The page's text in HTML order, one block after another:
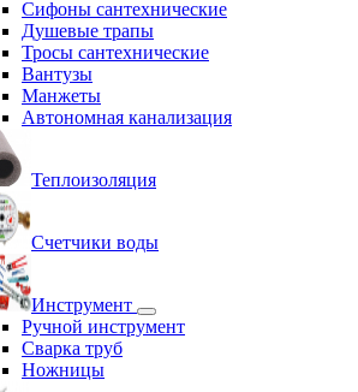
Сифоны сантехнические
Душевые трапы
Тросы сантехнические
Вантузы
Манжеты
Автономная канализация
Теплоизоляция
Счетчики воды
Инструмент
Ручной инструмент
Сварка труб
Ножницы